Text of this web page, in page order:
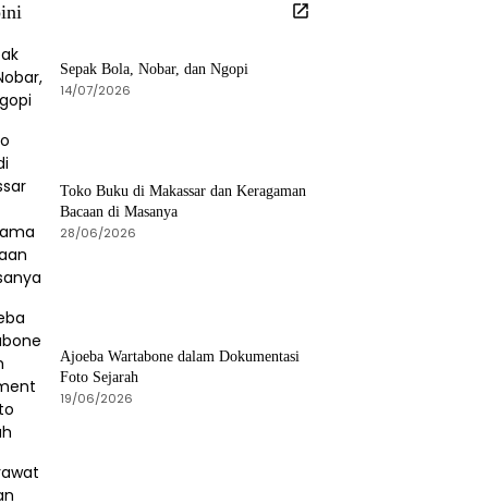
Sepak Bola, Nobar, dan Ngopi
14/07/2026
Toko Buku di Makassar dan Keragaman
Bacaan di Masanya
28/06/2026
Ajoeba Wartabone dalam Dokumentasi
Foto Sejarah
19/06/2026